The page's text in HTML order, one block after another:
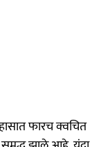
फारच क्वचित